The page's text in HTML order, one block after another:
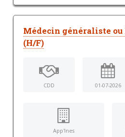
Médecin généraliste ou
(H/F)
CDD 01-07-2026
App'Ines